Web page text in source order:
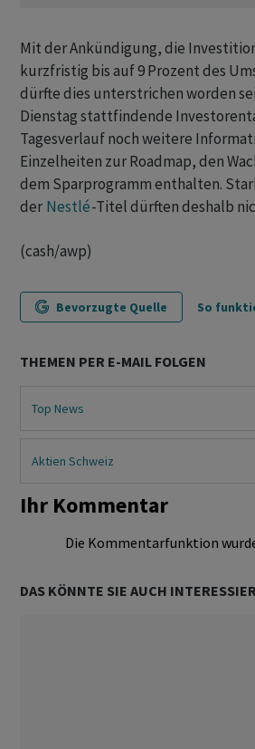
Mit der Ankündigung, die
kurzfristig bis auf 9 Prozent des
dürfte dies unterstrichen worden
Dienstag stattfindende
Tagesverlauf noch weitere
Einzelheiten zur Roadmap, den
dem Sparprogramm enthalten.
der Nestlé-Titel dürften deshalb
(cash/awp)
Bevorzugte Quelle So
THEMEN PER E-MAIL FOLGEN
Top News
Aktien Schweiz
Ihr Kommentar
Die Kommentarfunktion
DAS KÖNNTE SIE AUCH